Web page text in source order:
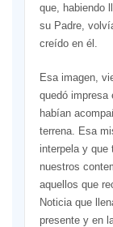
que, habiendo
su Padre,
creído en él.
Esa imagen,
quedó impresa
habían
terrena. Esa
interpela y que
nuestros
aquellos que
Noticia que
presente y en